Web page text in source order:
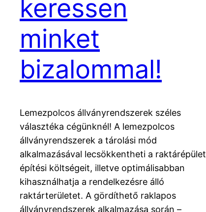
keressen
minket
bizalommal!
Lemezpolcos állványrendszerek széles
választéka cégünknél! A lemezpolcos
állványrendszerek a tárolási mód
alkalmazásával lecsökkentheti a raktárépület
építési költségeit, illetve optimálisabban
kihasználhatja a rendelkezésre álló
raktárterületet. A gördíthető raklapos
állványrendszerek alkalmazása során –